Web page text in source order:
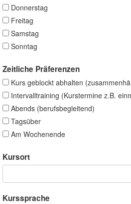
Donnerstag
Freitag
Samstag
Sonntag
Zeitliche Präferenzen
Kurs geblockt abhalten
Intervalltraining (Kurstermine z.B.
Abends (berufsbegleitend)
Tagsüber
Am Wochenende
Kursort
Kurssprache